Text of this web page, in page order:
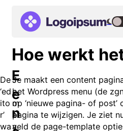
Hoe werkt
De
‘ed
ito
r’
wa
E
e
n
J
e
m
a
a
Je maakt een content
het Wordpress menu (de
op ‘nieuwe pagina- of
pagina te wijzigen. Je ziet
veld de page-template